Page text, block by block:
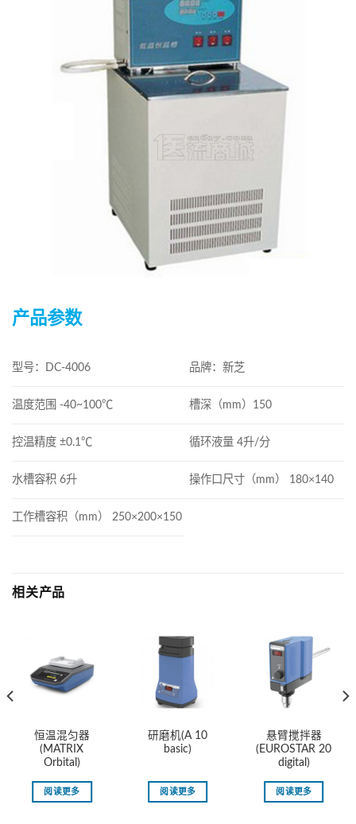
产品参数
型号：DC-4006 品牌：新芝
温度范围 -40~100℃ 槽深（mm）150
控温精度 ±0.1℃ 循环液量 4升/分
水槽容积 6升 操作口尺寸（mm） 180×140
工作槽容积（mm） 250×200×150
相关产品
恒温混匀器
(MATRIX
Orbital)
阅读更多
研磨机(A 10
basic)
阅读更多
悬臂搅拌器
(EUROSTAR 20
digital)
阅读更多